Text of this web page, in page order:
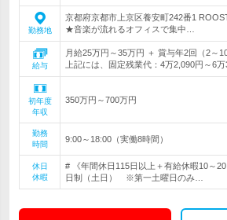
勤務地
京都府京都市上京区養安町242番1
★音楽が流れるオフィスで集中…
給与
月給25万円～35万円 ＋ 賞与年2回（2
上記には、固定残業代：4万2,090円～6万
初年度
年収
350万円～700万円
勤務
時間
9:00～18:00（実働8時間）
休日
休暇
# 《年間休日115日以上＋有給休暇10～
日制（土日） ※第一土曜日のみ…